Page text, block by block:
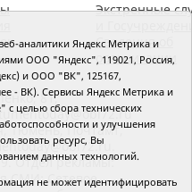
Экстренные
Сведения об
организации
81,
Тюмень, Почтамт,
Отдел рекламы:
СМИ: Сетевое
аналитики Яндекс Метрика и
ООО "Яндекс", 119021, Россия,
и ООО "ВК", 125167,
- ВК). Сервисы Яндекс Метрика и
с целью сбора технических
и улучшения
ресурс, Вы
данных технологий.
не может идентифицировать